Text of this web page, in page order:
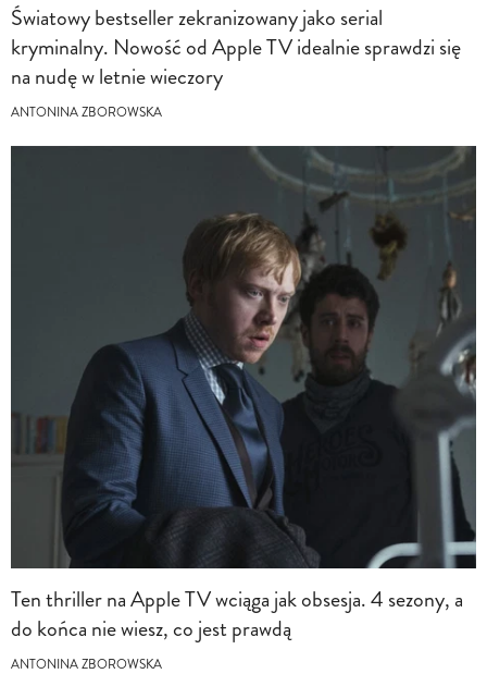
Światowy bestseller zekranizowany jako serial
kryminalny. Nowość od Apple TV idealnie sprawdzi się
na nudę w letnie wieczory
ANTONINA ZBOROWSKA
Ten thriller na Apple TV wciąga jak obsesja. 4 sezony, a
do końca nie wiesz, co jest prawdą
ANTONINA ZBOROWSKA